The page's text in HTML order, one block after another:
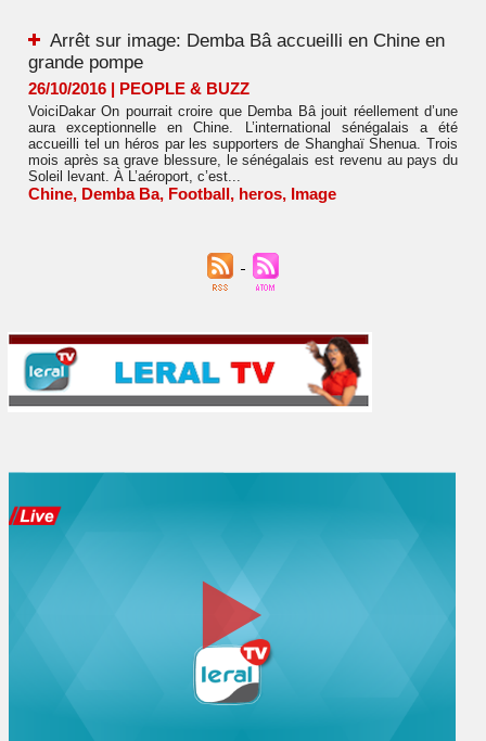
Arrêt sur image: Demba Bâ accueilli en Chine en
grande pompe
26/10/2016 | PEOPLE & BUZZ
VoiciDakar On pourrait croire que Demba Bâ jouit réellement d’une
aura exceptionnelle en Chine. L’international sénégalais a été
accueilli tel un héros par les supporters de Shanghaï Shenua. Trois
mois après sa grave blessure, le sénégalais est revenu au pays du
Soleil levant. À L’aéroport, c’est...
Chine, Demba Ba, Football, heros, Image